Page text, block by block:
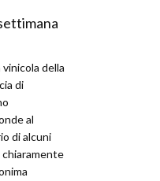
vinicola della
di
al
di alcuni
chiaramente